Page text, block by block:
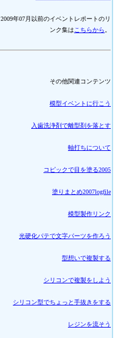
2009年07月以前のイベントレポートのリ
ンク集は こちらから
その他関連コンテンツ
模型イベントに行こう
入歯洗浄剤で離型剤を落とす
軸打ちについて
コピックで目を塗る2005
塗りまとめ2007logfile
模型製作リンク
光硬化パテで文字パーツを作ろう
型想いで複製する
シリコンで複製をしよう
シリコン型でちょっと手抜きをする
レジンを流そう